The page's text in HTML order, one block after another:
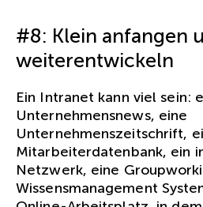
#8: Klein anfangen
weiterentwickeln
Ein Intranet kann viel sein:
Unternehmensnews, eine
Unternehmenszeitschrift,
Mitarbeiterdatenbank, ein
Netzwerk, eine
Wissensmanagement